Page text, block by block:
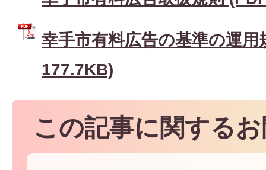
幸手市有料広告の基準の運
177.7KB)
この記事に関する